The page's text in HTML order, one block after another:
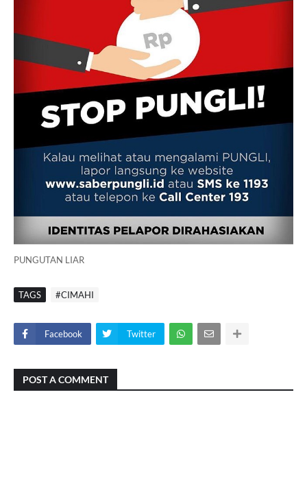
PUNGUTAN LIAR
TAGS #CIMAHI
Facebook Twitter
POST A COMMENT